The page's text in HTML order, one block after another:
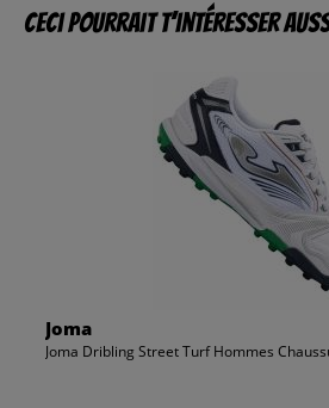
Ceci pourrait t’intéresser
Joma
Joma Dribling Street Turf Hommes